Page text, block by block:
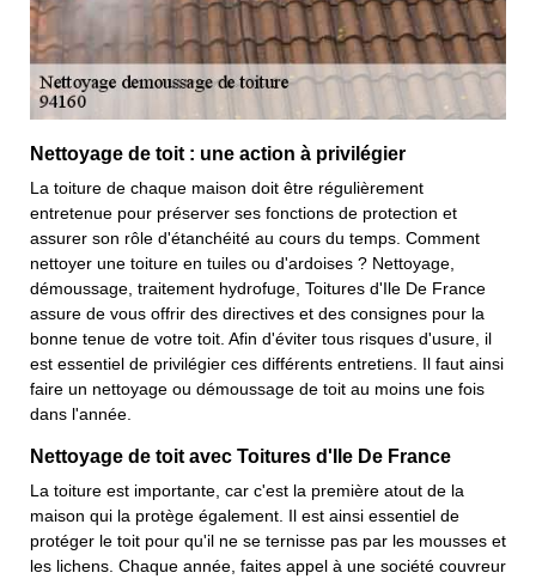
Nettoyage de toit : une action à privilégier
La toiture de chaque maison doit être régulièrement
entretenue pour préserver ses fonctions de protection et
assurer son rôle d'étanchéité au cours du temps. Comment
nettoyer une toiture en tuiles ou d'ardoises ? Nettoyage,
démoussage, traitement hydrofuge, Toitures d'Ile De France
assure de vous offrir des directives et des consignes pour la
bonne tenue de votre toit. Afin d'éviter tous risques d'usure, il
est essentiel de privilégier ces différents entretiens. Il faut ainsi
faire un nettoyage ou démoussage de toit au moins une fois
dans l'année.
Nettoyage de toit avec Toitures d'Ile De France
La toiture est importante, car c'est la première atout de la
maison qui la protège également. Il est ainsi essentiel de
protéger le toit pour qu'il ne se ternisse pas par les mousses et
les lichens. Chaque année, faites appel à une société couvreur